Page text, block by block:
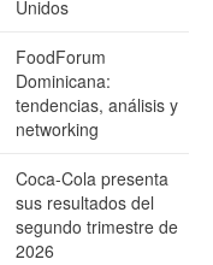
Unidos
FoodForum
Dominicana:
tendencias, análisis y
networking
Coca-Cola presenta
sus resultados del
segundo trimestre de
2026